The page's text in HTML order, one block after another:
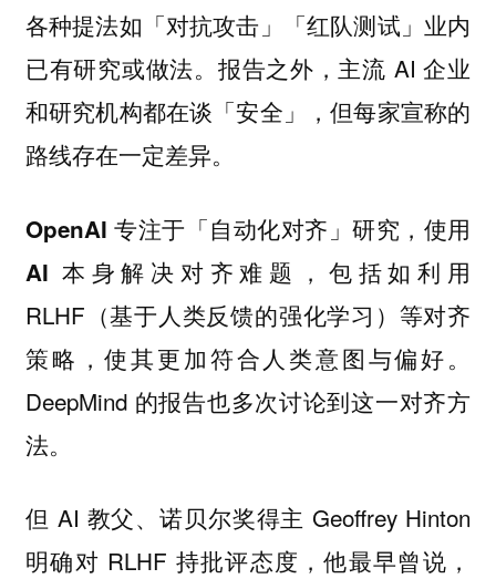
各种提法如「对抗攻击」「红队测试」业内
已有研究或做法。报告之外，主流 AI 企业
和研究机构都在谈「安全」，但每家宣称的
路线存在一定差异。
OpenAI 专注于「自动化对齐」研究，使用
AI 本身解决对齐难题 ，包括如利用
RLHF（基于人类反馈的强化学习）等对齐
策略，使其更加符合人类意图与偏好。
DeepMind 的报告也多次讨论到这一对齐方
法。
但 AI 教父、诺贝尔奖得主 Geoffrey Hinton
明确对 RLHF 持批评态度，他最早曾说，